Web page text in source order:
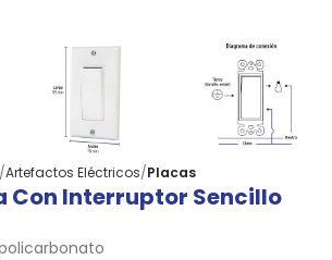
Artefactos Eléctricos Placas
Con Interruptor Sencillo